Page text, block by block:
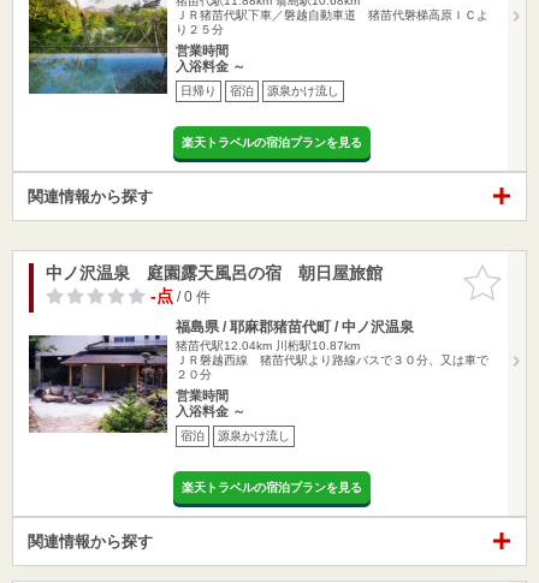
ＪＲ猪苗代駅下車／磐越自動車道 猪苗代磐梯高原ＩＣよ
り２５分
営業時間
入浴料金 ～
日帰り 宿泊 源泉かけ流し
楽天トラベルの宿泊プランを見る
関連情報から探す
お気に入
りに追加
中ノ沢温泉 庭園露天風呂の宿 朝日屋旅館
-点/ 0 件
福島県 / 耶麻郡猪苗代町 / 中ノ沢温泉
猪苗代駅12.04km
川桁駅10.87km
ＪＲ磐越西線 猪苗代駅より路線バスで３０分、又は車で
２０分
営業時間
入浴料金 ～
宿泊 源泉かけ流し
楽天トラベルの宿泊プランを見る
関連情報から探す